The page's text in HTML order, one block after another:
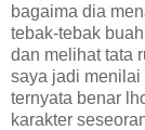
bagaima dia
tebak-tebak
dan melihat tata
saya jadi menilai
ternyata benar
karakter